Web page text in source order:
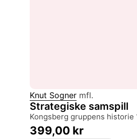
Knut Sogner mfl.
Strategiske samspill
Kongsberg gruppens historie
399,00 kr